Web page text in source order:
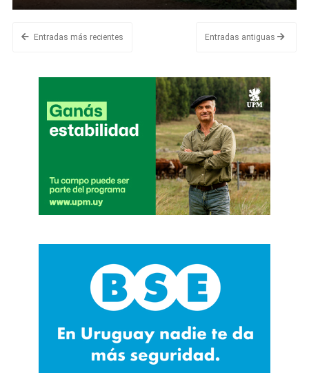
Entradas más recientes Entradas antiguas